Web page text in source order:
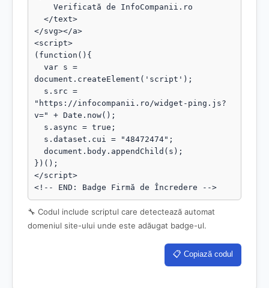
</svg></a>
<script>
(function(){
document.createElement('script');
"https://infocompanii.ro/widget-ping.js?
v=" + Date.now();
})();
</script>
<!-- END: Badge Firmă de Încredere -->
🔧 Codul include scriptul care detectează automat
domeniul site-ului unde este adăugat badge-ul.
📋 Copiază codul